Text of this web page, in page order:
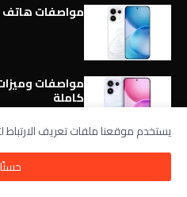
مواصفات هاتف Oppo Reno 16 Pro 5G كاملة
كاملة
مواصفات هاتف Oppo Reno 16c 5G كاملة
يستخدم موقعنا ملفات تعريف الارتباط